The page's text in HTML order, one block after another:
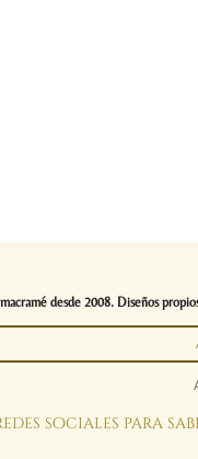
desde 2008. Diseños
sociales para